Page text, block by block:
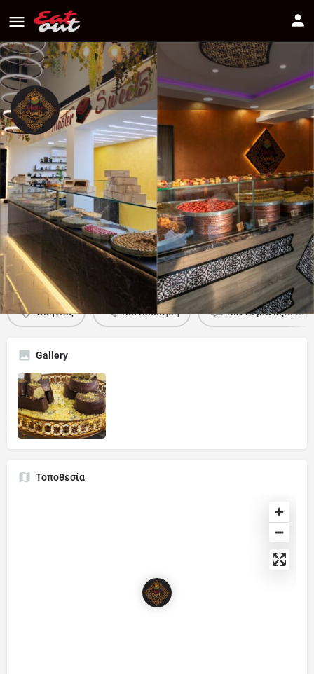
MasterSweets
Διεύθυνση
70 Agiou Andreou, 1040 Nicosia, Cyprus
Πως να πάτε 22260007
Πληροφορίες Αξιολογήσεις 0
Οδηγίες Κοινοποίηση Κάντε μία
Gallery
Τοποθεσία